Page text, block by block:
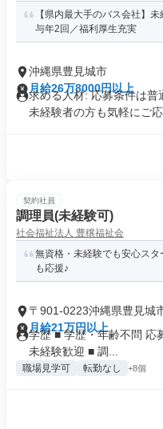
【県内最大手のバス会社】
与年2回／福利厚生充実
沖縄県豊見城市
月給26万8000円以上
求める人材: 応募条件は普
未経験者の方も気軽にご応
契約社員
調理員(未経験可)
社会福祉法人 豊穣福祉会
無資格・未経験でも安心ス
も応援♪
〒901-0223沖縄県豊見城
月給21万円以上
学歴 ■ 学歴・年齢不問 応
未経験歓迎 ■ 調...
職場見学可 転勤なし +8個